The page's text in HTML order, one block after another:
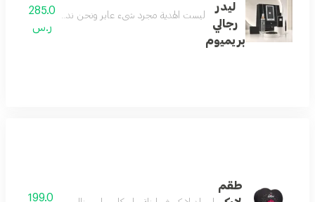
ليدر
رجالي
بريميوم
ليست الهدية مجرد شيء عابر ونحن ندرك جيداً معناها
285.0
ر.س
طقم
199.0